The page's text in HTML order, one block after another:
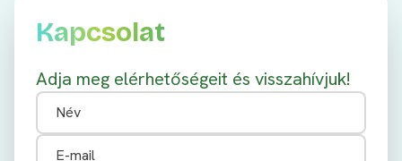
Kapcsolat
Adja meg elérhetőségeit és visszahívjuk!